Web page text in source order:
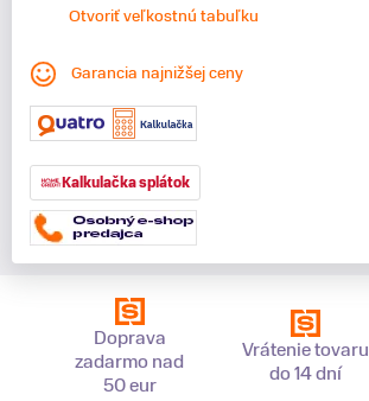
Otvoriť veľkostnú tabuľku
Garancia najnižšej ceny
Kalkulačka splátok
Doprava
zadarmo nad
50 eur
Vrátenie tovaru
do 14 dní